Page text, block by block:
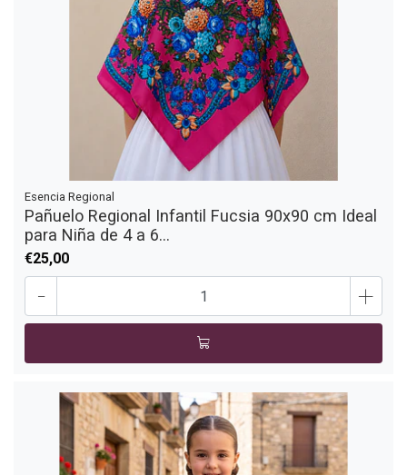
Esencia Regional
Pañuelo Regional Infantil Fucsia 90x90 cm Ideal
para Niña de 4 a 6...
€25,00
- +